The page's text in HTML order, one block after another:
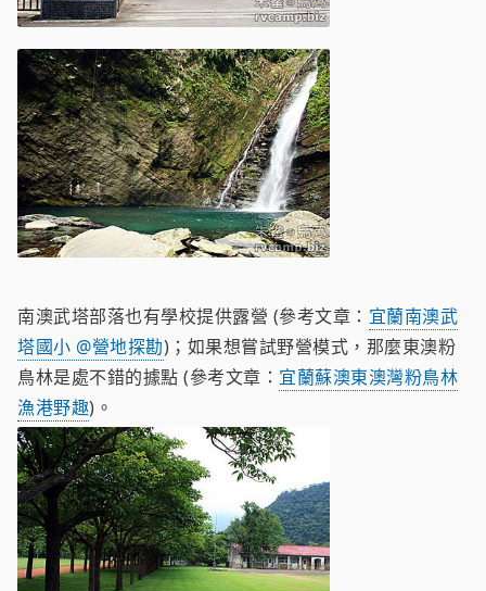
南澳武塔部落也有學校提供露營 (參考文章： 宜蘭南澳武
塔國小 @營地探勘)；如果想嘗試野營模式，那麼東澳粉
鳥林是處不錯的據點 (參考文章： 宜蘭蘇澳東澳灣粉鳥林
漁港野趣)。